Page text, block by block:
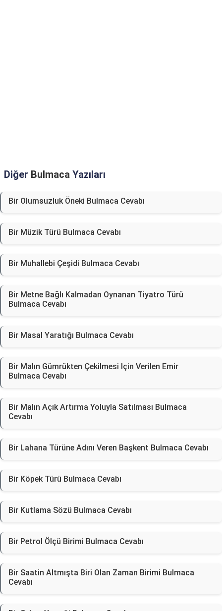
Diğer Bulmaca Yazıları
Bir Olumsuzluk Öneki Bulmaca Cevabı
Bir Müzik Türü Bulmaca Cevabı
Bir Muhallebi Çeşidi Bulmaca Cevabı
Bir Metne Bağlı Kalmadan Oynanan Tiyatro Türü
Bulmaca Cevabı
Bir Masal Yaratığı Bulmaca Cevabı
Bir Malın Gümrükten Çekilmesi Için Verilen Emir
Bulmaca Cevabı
Bir Malın Açık Artırma Yoluyla Satılması Bulmaca
Cevabı
Bir Lahana Türüne Adını Veren Başkent Bulmaca Cevabı
Bir Köpek Türü Bulmaca Cevabı
Bir Kutlama Sözü Bulmaca Cevabı
Bir Petrol Ölçü Birimi Bulmaca Cevabı
Bir Saatin Altmışta Biri Olan Zaman Birimi Bulmaca
Cevabı